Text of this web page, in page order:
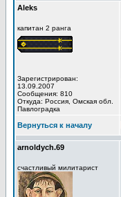
Aleks
капитан 2 ранга
Зарегистрирован:
13.09.2007
Сообщения: 810
Откуда: Роcсия, Омская обл.
Павлоградка
Вернуться к началу
arnoldych.69
счастливый милитарист